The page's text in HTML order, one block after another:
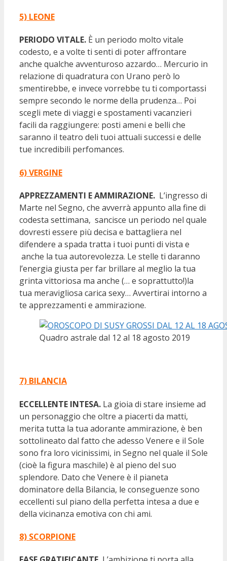
5) LEONE
PERIODO VITALE. È un periodo molto vitale
codesto, e a volte ti senti di poter affrontare
anche qualche avventuroso azzardo… Mercurio in
relazione di quadratura con Urano però lo
smentirebbe, e invece vorrebbe tu ti comportassi
sempre secondo le norme della prudenza… Poi
scegli mete di viaggi e spostamenti vacanzieri
facili da raggiungere: posti ameni e belli che
saranno il teatro deli tuoi attuali successi e delle
tue incredibili perfomances.
6) VERGINE
APPREZZAMENTI E AMMIRAZIONE. L’ingresso di
Marte nel Segno, che avverrà appunto alla fine di
codesta settimana, sancisce un periodo nel quale
dovresti essere più decisa e battagliera nel
difendere a spada tratta i tuoi punti di vista e
anche la tua autorevolezza. Le stelle ti daranno
l’energia giusta per far brillare al meglio la tua
grinta vittoriosa ma anche (… e soprattutto!)la
tua meravigliosa carica sexy… Avvertirai intorno a
te apprezzamenti e ammirazione.
Quadro astrale dal 12 al 18 agosto 2019
7) BILANCIA
ECCELLENTE INTESA. La gioia di stare insieme ad
un personaggio che oltre a piacerti da matti,
merita tutta la tua adorante ammirazione, è ben
sottolineato dal fatto che adesso Venere e il Sole
sono fra loro vicinissimi, in Segno nel quale il Sole
(cioè la figura maschile) è al pieno del suo
splendore. Dato che Venere è il pianeta
dominatore della Bilancia, le conseguenze sono
eccellenti sul piano della perfetta intesa a due e
della vicinanza emotiva con chi ami.
8) SCORPIONE